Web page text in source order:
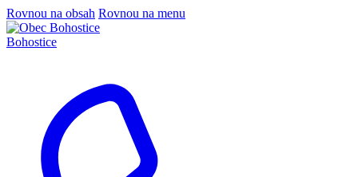
Rovnou na obsah Rovnou na menu
Bohostice